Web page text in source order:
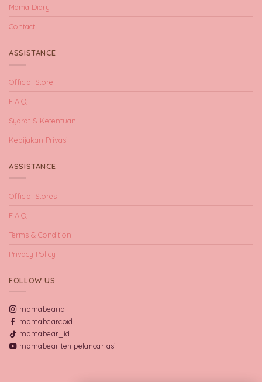
Mama Diary
Contact
ASSISTANCE
Official Store
F.A.Q
Syarat & Ketentuan
Kebijakan Privasi
ASSISTANCE
Official Stores
F.A.Q
Terms & Condition
Privacy Policy
FOLLOW US
mamabearid
mamabearcoid
mamabear_id
mamabear teh pelancar asi